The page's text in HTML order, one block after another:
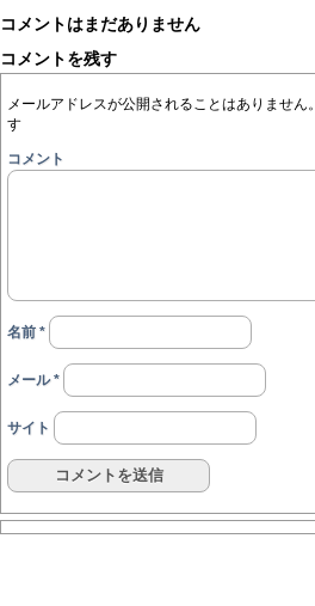
コメントはまだありません
コメントを残す
メールアドレスが公開されることはありません。
す
コメント
名前 *
メール*
サイト